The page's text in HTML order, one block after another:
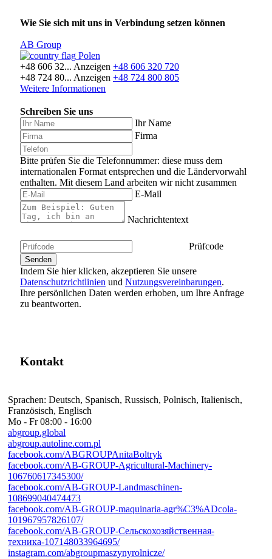
Wie Sie sich mit uns in Verbindung setzen können
AB Group
Polen
+48 606 32... Anzeigen +48 606 320 720
+48 724 80... Anzeigen +48 724 800 805
Weitere Informationen
Schreiben Sie uns
Ihr Name
Firma
Bitte prüfen Sie die Telefonnummer: diese muss dem
internationalen Format entsprechen und die Ländervorwahl
enthalten. Mit diesem Land arbeiten wir nicht zusammen
E-Mail
Nachrichtentext
Prüfcode
Indem Sie hier klicken, akzeptieren Sie unsere
Datenschutzrichtlinien und Nutzungsvereinbarungen.
Ihre persönlichen Daten werden erhoben, um Ihre Anfrage
zu beantworten.
Kontakt
Sprachen: Deutsch, Spanisch, Russisch, Polnisch, Italienisch,
Französisch, Englisch
Mo - Fr08:00 - 16:00
abgroup.global
abgroup.autoline.com.pl
facebook.com/ABGROUPAnitaBoltryk
facebook.com/AB-GROUP-Agricultural-Machinery-
106760617345300/
facebook.com/AB-GROUP-Landmaschinen-
108699040474473
facebook.com/AB-GROUP-maquinaria-agr%C3%ADcola-
101967957826107/
facebook.com/AB-GROUP-Сельскохозяйственная-
техника-107148033964695/
instagram.com/abgroupmaszynyrolnicze/